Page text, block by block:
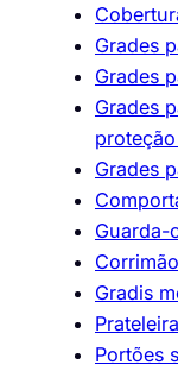
Grades
Grades
Grades
Grades
Guarda-
Gradis
Portões